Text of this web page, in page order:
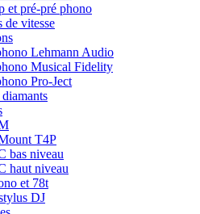
et pré-pré phono
de vitesse
Lehmann Audio
Musical Fidelity
Pro-Ject
T4P
bas niveau
haut niveau
et 78t
DJ